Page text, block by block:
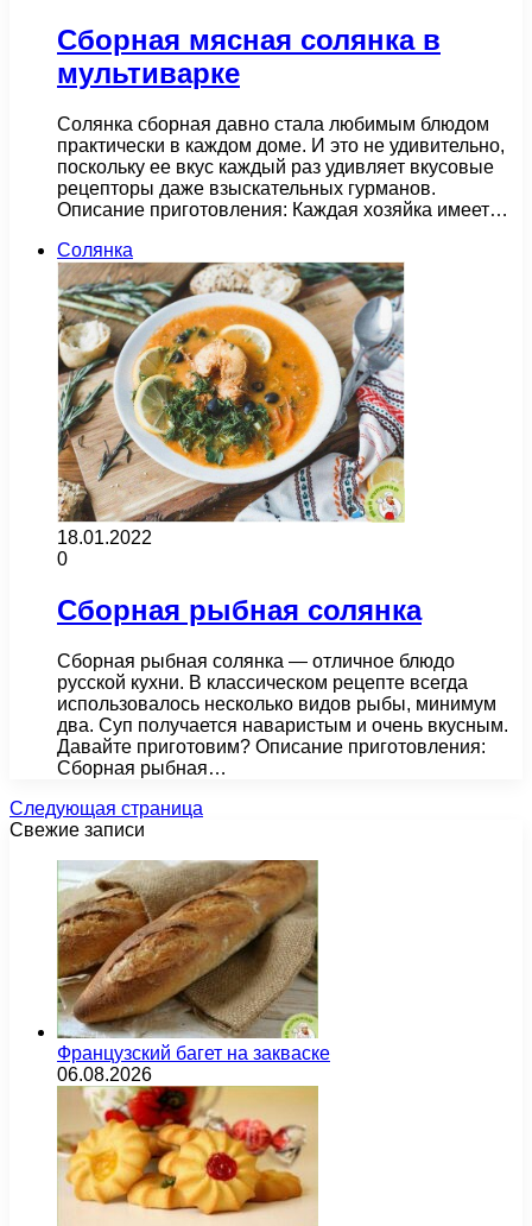
Сборная мясная солянка в
мультиварке
Солянка сборная давно стала любимым блюдом
практически в каждом доме. И это не удивительно,
поскольку ее вкус каждый раз удивляет вкусовые
рецепторы даже взыскательных гурманов.
Описание приготовления: Каждая хозяйка имеет…
Солянка
18.01.2022
0
Сборная рыбная солянка
Сборная рыбная солянка — отличное блюдо
русской кухни. В классическом рецепте всегда
использовалось несколько видов рыбы, минимум
два. Суп получается наваристым и очень вкусным.
Давайте приготовим? Описание приготовления:
Сборная рыбная…
Следующая страница
Свежие записи
Французский багет на закваске
06.08.2026